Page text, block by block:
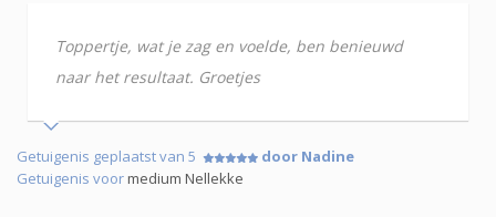
Toppertje, wat je zag en voelde, ben benieuwd
naar het resultaat. Groetjes
Getuigenis geplaatst van 5
door Nadine
Getuigenis voormedium Nellekke